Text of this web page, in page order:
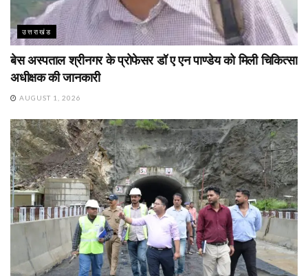
उत्तराखंड
बेस अस्पताल श्रीनगर के प्रोफेसर डॉ ए एन पाण्डेय को मिली चिकित्सा
अधीक्षक की जानकारी
AUGUST 1, 2026